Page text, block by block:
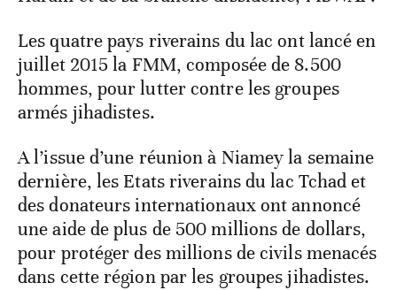
Les quatre pays riverains du lac ont lancé en
juillet 2015 la FMM, composée de 8.500
hommes, pour lutter contre les groupes
armés jihadistes.
A l’issue d’une réunion à Niamey la semaine
dernière, les Etats riverains du lac Tchad et
des donateurs internationaux ont annoncé
une aide de plus de 500 millions de dollars,
pour protéger des millions de civils menacés
dans cette région par les groupes jihadistes.